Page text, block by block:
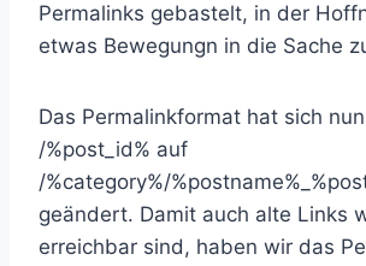
Permalinks gebastelt, in der
etwas Bewegungn in die Sache
Das Permalinkformat hat sich
/%post_id% auf
/%category%/
geändert. Damit auch alte Links
erreichbar sind, haben wir das